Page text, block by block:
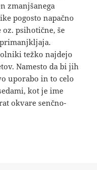
zmanjšanega
pogosto napačno
psihotične, še
težko najdejo
Namesto da bi jih
uporabo in to celo
kot je ime
okvare senčno-